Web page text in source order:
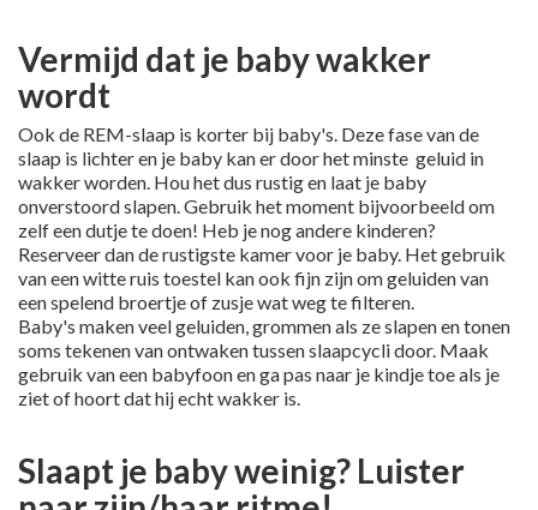
Vermijd dat je baby wakker
wordt
Ook de REM-slaap is korter bij baby's. Deze fase van de
slaap is lichter en je baby kan er door het minste geluid in
wakker worden. Hou het dus rustig en laat je baby
onverstoord slapen. Gebruik het moment bijvoorbeeld om
zelf een dutje te doen! Heb je nog andere kinderen?
Reserveer dan de rustigste kamer voor je baby. Het gebruik
van een witte ruis toestel kan ook fijn zijn om geluiden van
een spelend broertje of zusje wat weg te filteren.
Baby's maken veel geluiden, grommen als ze slapen en tonen
soms tekenen van ontwaken tussen slaapcycli door. Maak
gebruik van een babyfoon en ga pas naar je kindje toe als je
ziet of hoort dat hij echt wakker is.
Slaapt je baby weinig? Luister